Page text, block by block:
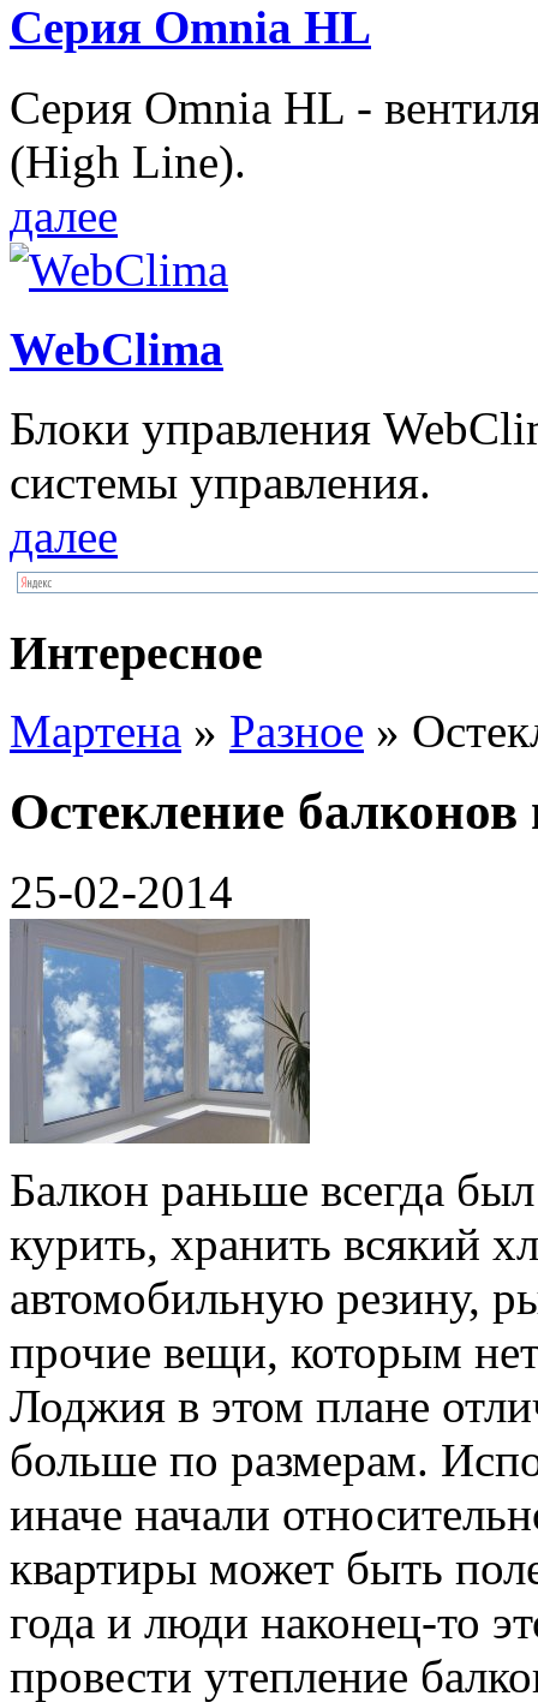
Серия Omnia HL
Серия Omnia HL -
(High Line).
далее
WebClima
Блоки упрaвлeния
системы управления.
далее
Интересное
Мартена » Разное »
Остекление
25-02-2014
Балкон раньше всегда
курить, хранить всякий
автомобильную резину,
прочие вещи, которым
Лоджия в этом плане
больше по размерам.
иначе начали
квартиры может быть
года и люди наконец-то
провести утепление